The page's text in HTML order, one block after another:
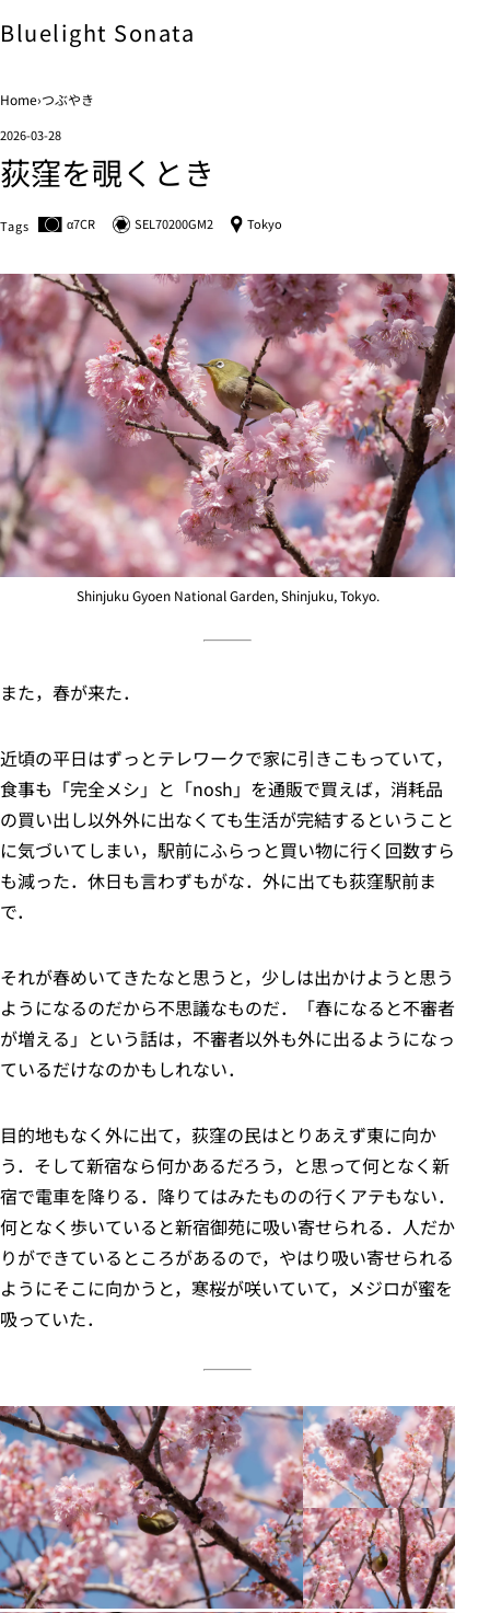
Bluelight Sonata
Home›つぶやき
2026-03-28
荻窪を覗くとき
Tags α7CR SEL70200GM2 Tokyo
Shinjuku Gyoen National Garden, Shinjuku, Tokyo.
また，春が来た．
近頃の平日はずっとテレワークで家に引きこもっていて，
食事も「完全メシ」と「nosh」を通販で買えば，消耗品
の買い出し以外外に出なくても生活が完結するということ
に気づいてしまい，駅前にふらっと買い物に行く回数すら
も減った．休日も言わずもがな．外に出ても荻窪駅前ま
で．
それが春めいてきたなと思うと，少しは出かけようと思う
ようになるのだから不思議なものだ．「春になると不審者
が増える」という話は，不審者以外も外に出るようになっ
ているだけなのかもしれない．
目的地もなく外に出て，荻窪の民はとりあえず東に向か
う．そして新宿なら何かあるだろう，と思って何となく新
宿で電車を降りる．降りてはみたものの行くアテもない．
何となく歩いていると新宿御苑に吸い寄せられる．人だか
りができているところがあるので，やはり吸い寄せられる
ようにそこに向かうと，寒桜が咲いていて，メジロが蜜を
吸っていた．